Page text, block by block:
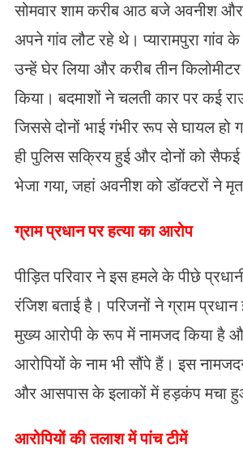
​सोमवार शाम करीब आठ बजे अवनीश
अपने गांव लौट रहे थे। प्यारामपुरा गांव
उन्हें घेर लिया और करीब तीन
किया। बदमाशों ने चलती कार पर कई
जिससे दोनों भाई गंभीर रूप से घायल हो
ही पुलिस सक्रिय हुई और दोनों को
भेजा गया, जहां अवनीश को डॉक्टरों ने
​ग्राम प्रधान पर हत्या का आरोप
​पीड़ित परिवार ने इस हमले के पीछे
रंजिश बताई है। परिजनों ने ग्राम प्रधान
मुख्य आरोपी के रूप में नामजद किया है
आरोपियों के नाम भी सौंपे हैं। इस
और आसपास के इलाकों में हड़कंप मचा
​आरोपियों की तलाश में पांच टीमें